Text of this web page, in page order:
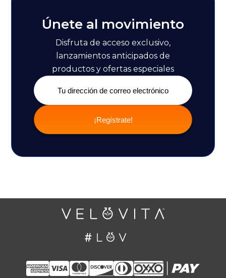
Únete al movimiento
Disfruta de acceso exclusivo,
lanzamientos anticipados de
productos y ofertas especiales